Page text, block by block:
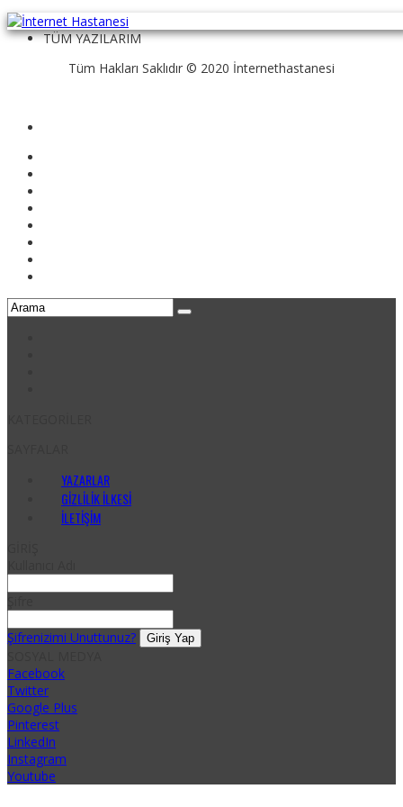
kennithhester@team.takeatripapp.click
TÜM YAZILARIM
Tüm Hakları Saklıdır © 2020 İnternethastanesi
YAZARLAR
GIZLILIK İLKESI
İLETIŞIM
Şifrenizimi Unuttunuz?
Facebook
Twitter
Google Plus
Pinterest
LinkedIn
Instagram
Youtube